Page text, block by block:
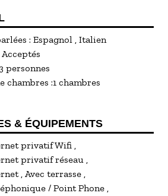
: Espagnol Italien
Acceptés
3 personnes
chambres :1 chambres
& ÉQUIPEMENTS
privatif Wifi
privatif réseau
Avec terrasse
/ Point Phone